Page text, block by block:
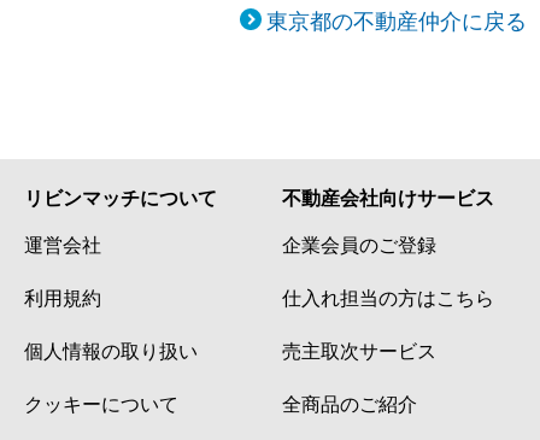
東京都の不動産仲介に戻る
リビンマッチについて
運営会社
利用規約
個人情報の取り扱い
クッキーについて
不動産会社向けサービス
企業会員のご登録
仕入れ担当の方はこちら
売主取次サービス
全商品のご紹介